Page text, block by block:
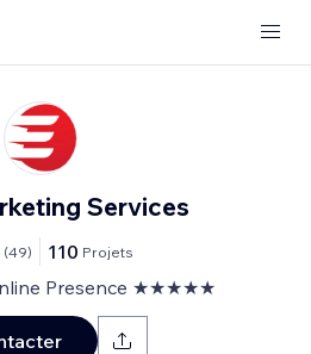
Services
(49) 110 Projets
Elevate Your Online Presence ★★★★★